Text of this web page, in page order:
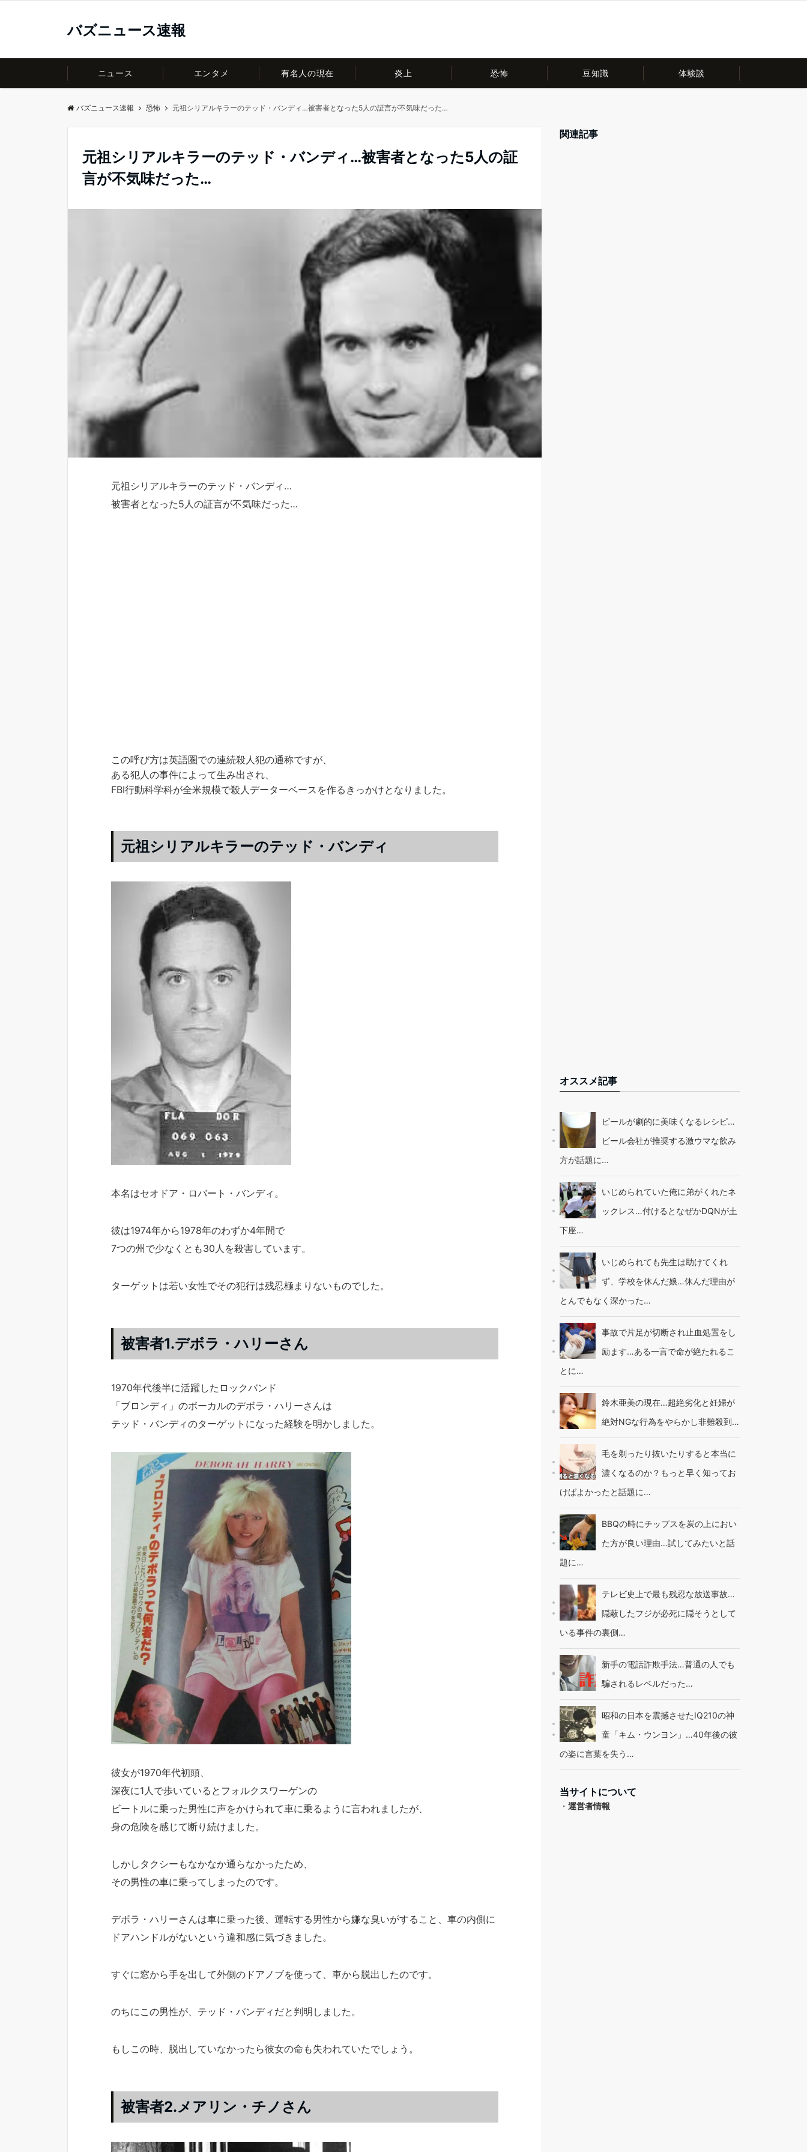
バズニュース速報
ニュース エンタメ 有名人の現在 炎上 恐怖 豆知識 体験談
バズニュース速報 恐怖 元祖シリアルキラーのテッド・バンディ…被害者となった5人の証言が不気味だった…
元祖シリアルキラーのテッド・バンディ…被害者となった5人の証
言が不気味だった…
元祖シリアルキラーのテッド・バンディ…
被害者となった5人の証言が不気味だった…
この呼び方は英語圏での連続殺人犯の通称ですが、
ある犯人の事件によって生み出され、
FBI行動科学科が全米規模で殺人データーベースを作るきっかけとなりました。
元祖シリアルキラーのテッド・バンディ
本名はセオドア・ロバート・バンディ。
彼は1974年から1978年のわずか4年間で
7つの州で少なくとも30人を殺害しています。
ターゲットは若い女性でその犯行は残忍極まりないものでした。
被害者1.デボラ・ハリーさん
1970年代後半に活躍したロックバンド
「ブロンディ」のボーカルのデボラ・ハリーさんは
テッド・バンディのターゲットになった経験を明かしました。
彼女が1970年代初頭、
深夜に1人で歩いているとフォルクスワーゲンの
ビートルに乗った男性に声をかけられて車に乗るように言われましたが、
身の危険を感じて断り続けました。
しかしタクシーもなかなか通らなかったため、
その男性の車に乗ってしまったのです。
デボラ・ハリーさんは車に乗った後、運転する男性から嫌な臭いがすること、車の内側に
ドアハンドルがないという違和感に気づきました。
すぐに窓から手を出して外側のドアノブを使って、車から脱出したのです。
のちにこの男性が、テッド・バンディだと判明しました。
もしこの時、脱出していなかったら彼女の命も失われていたでしょう。
被害者2.メアリン・チノさん
関連記事
オススメ記事
ビールが劇的に美味くなるレシピ…
ビール会社が推奨する激ウマな飲み
方が話題に…
いじめられていた俺に弟がくれたネ
ックレス…付けるとなぜかDQNが土
下座…
いじめられても先生は助けてくれ
ず、学校を休んだ娘…休んだ理由が
とんでもなく深かった…
事故で片足が切断され止血処置をし
励ます…ある一言で命が絶たれるこ
とに…
鈴木亜美の現在…超絶劣化と妊婦が
絶対NGな行為をやらかし非難殺到…
毛を剃ったり抜いたりすると本当に
濃くなるのか？もっと早く知ってお
けばよかったと話題に…
BBQの時にチップスを炭の上におい
た方が良い理由…試してみたいと話
題に…
テレビ史上で最も残忍な放送事故…
隠蔽したフジが必死に隠そうとして
いる事件の裏側…
新手の電話詐欺手法…普通の人でも
騙されるレベルだった…
昭和の日本を震撼させたIQ210の神
童「キム・ウンヨン」…40年後の彼
の姿に言葉を失う…
当サイトについて
・ 運営者情報